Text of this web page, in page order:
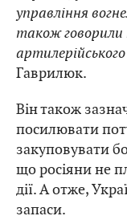
управління
також говорили
Гаврилюк.
Він також
посилювати
закуповувати
що росіяни не
дії. А отже,
запаси.